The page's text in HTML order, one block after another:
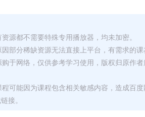
源都不需要特殊专用播放器，均未加密。
部分稀缺资源无法直接上平台，有需求的课
于网络，仅供参考学习使用，版权归原作
可能因为课程包含相关敏感内容，造成百
接。